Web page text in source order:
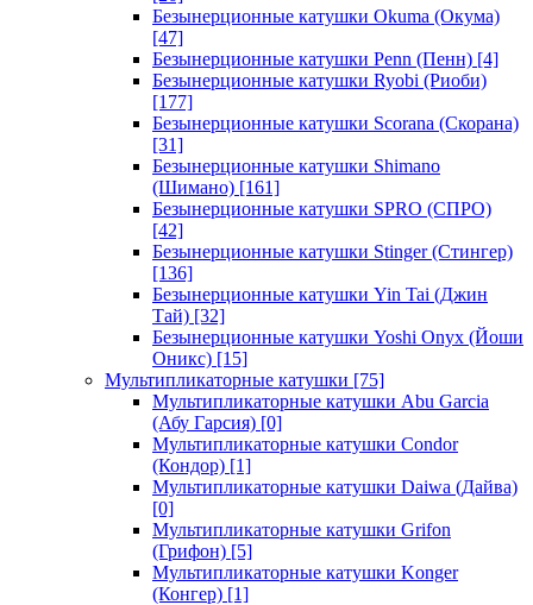
Безынерционные катушки Okuma (Окума)
[47]
Безынерционные катушки Penn (Пенн) [4]
Безынерционные катушки Ryobi (Риоби)
[177]
Безынерционные катушки Scorana (Скорана)
[31]
Безынерционные катушки Shimano
(Шимано) [161]
Безынерционные катушки SPRO (СПРО)
[42]
Безынерционные катушки Stinger (Стингер)
[136]
Безынерционные катушки Yin Tai (Джин
Тай) [32]
Безынерционные катушки Yoshi Onyx (Йоши
Оникс) [15]
Мультипликаторные катушки [75]
Мультипликаторные катушки Abu Garcia
(Абу Гарсия) [0]
Мультипликаторные катушки Condor
(Кондор) [1]
Мультипликаторные катушки Daiwa (Дайва)
[0]
Мультипликаторные катушки Grifon
(Грифон) [5]
Мультипликаторные катушки Konger
(Конгер) [1]